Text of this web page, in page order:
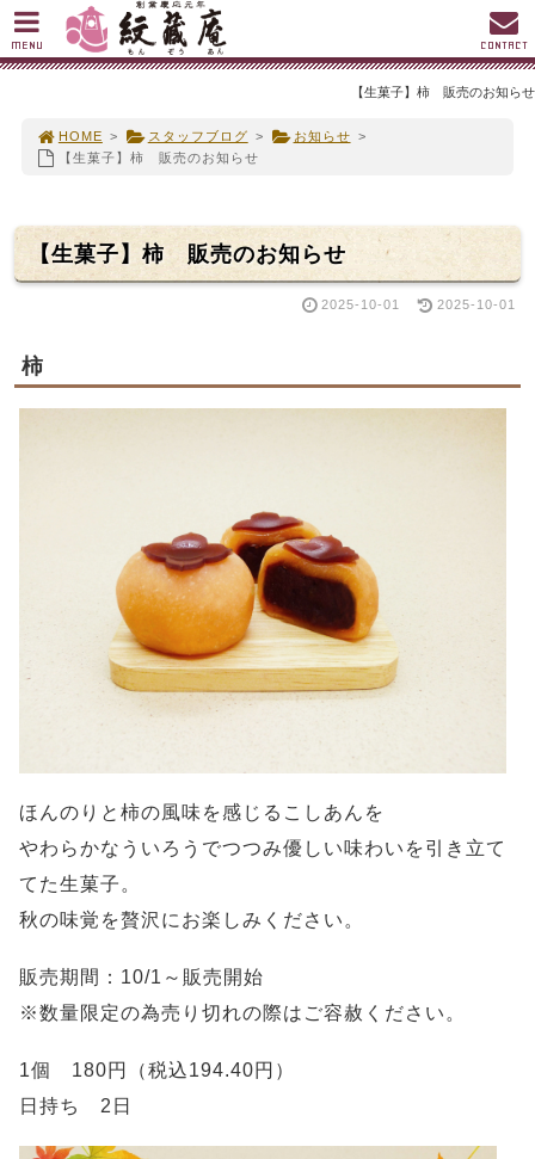
【生菓子】柿 販売のお知らせ
HOME > スタッフブログ > お知らせ >
【生菓子】柿 販売のお知らせ
【生菓子】柿 販売のお知らせ
2025-10-01 2025-10-01
柿
ほんのりと柿の風味を感じるこしあんを
やわらかなういろうでつつみ優しい味わいを引き立て
てた生菓子。
秋の味覚を贅沢にお楽しみください。
販売期間：10/1～販売開始
※数量限定の為売り切れの際はご容赦ください。
1個 180円（税込194.40円）
日持ち 2日
MENU CONTACT